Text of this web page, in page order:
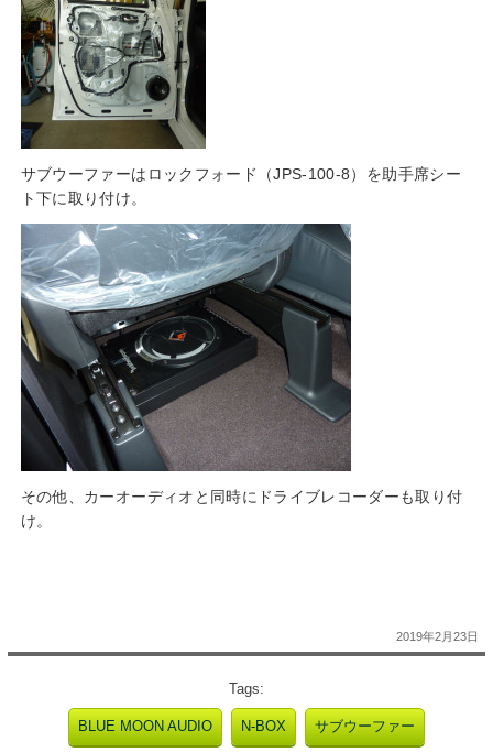
サブウーファーはロックフォード（JPS-100-8）を助手席シー
ト下に取り付け。
その他、カーオーディオと同時にドライブレコーダーも取り付
け。
2019年2月23日
Tags:
BLUE MOON AUDIO N-BOX サブウーファー